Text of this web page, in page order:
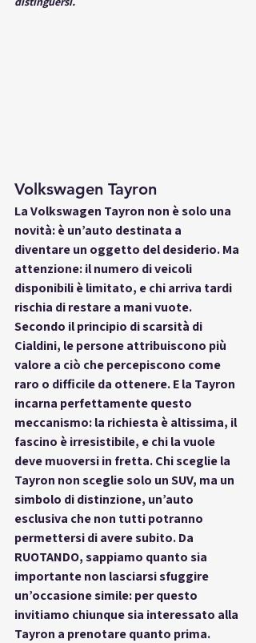
Volkswagen Tayron
La Volkswagen Tayron non è solo una
novità: è un’auto destinata a
diventare un oggetto del desiderio. Ma
attenzione: il numero di veicoli
disponibili è limitato, e chi arriva tardi
rischia di restare a mani vuote.
Secondo il principio di scarsità di
Cialdini, le persone attribuiscono più
valore a ciò che percepiscono come
raro o difficile da ottenere. E la Tayron
incarna perfettamente questo
meccanismo: la richiesta è altissima, il
fascino è irresistibile, e chi la vuole
deve muoversi in fretta. Chi sceglie la
Tayron non sceglie solo un SUV, ma un
simbolo di distinzione, un’auto
esclusiva che non tutti potranno
permettersi di avere subito. Da
RUOTANDO, sappiamo quanto sia
importante non lasciarsi sfuggire
un’occasione simile: per questo
invitiamo chiunque sia interessato alla
Tayron a prenotare quanto prima.